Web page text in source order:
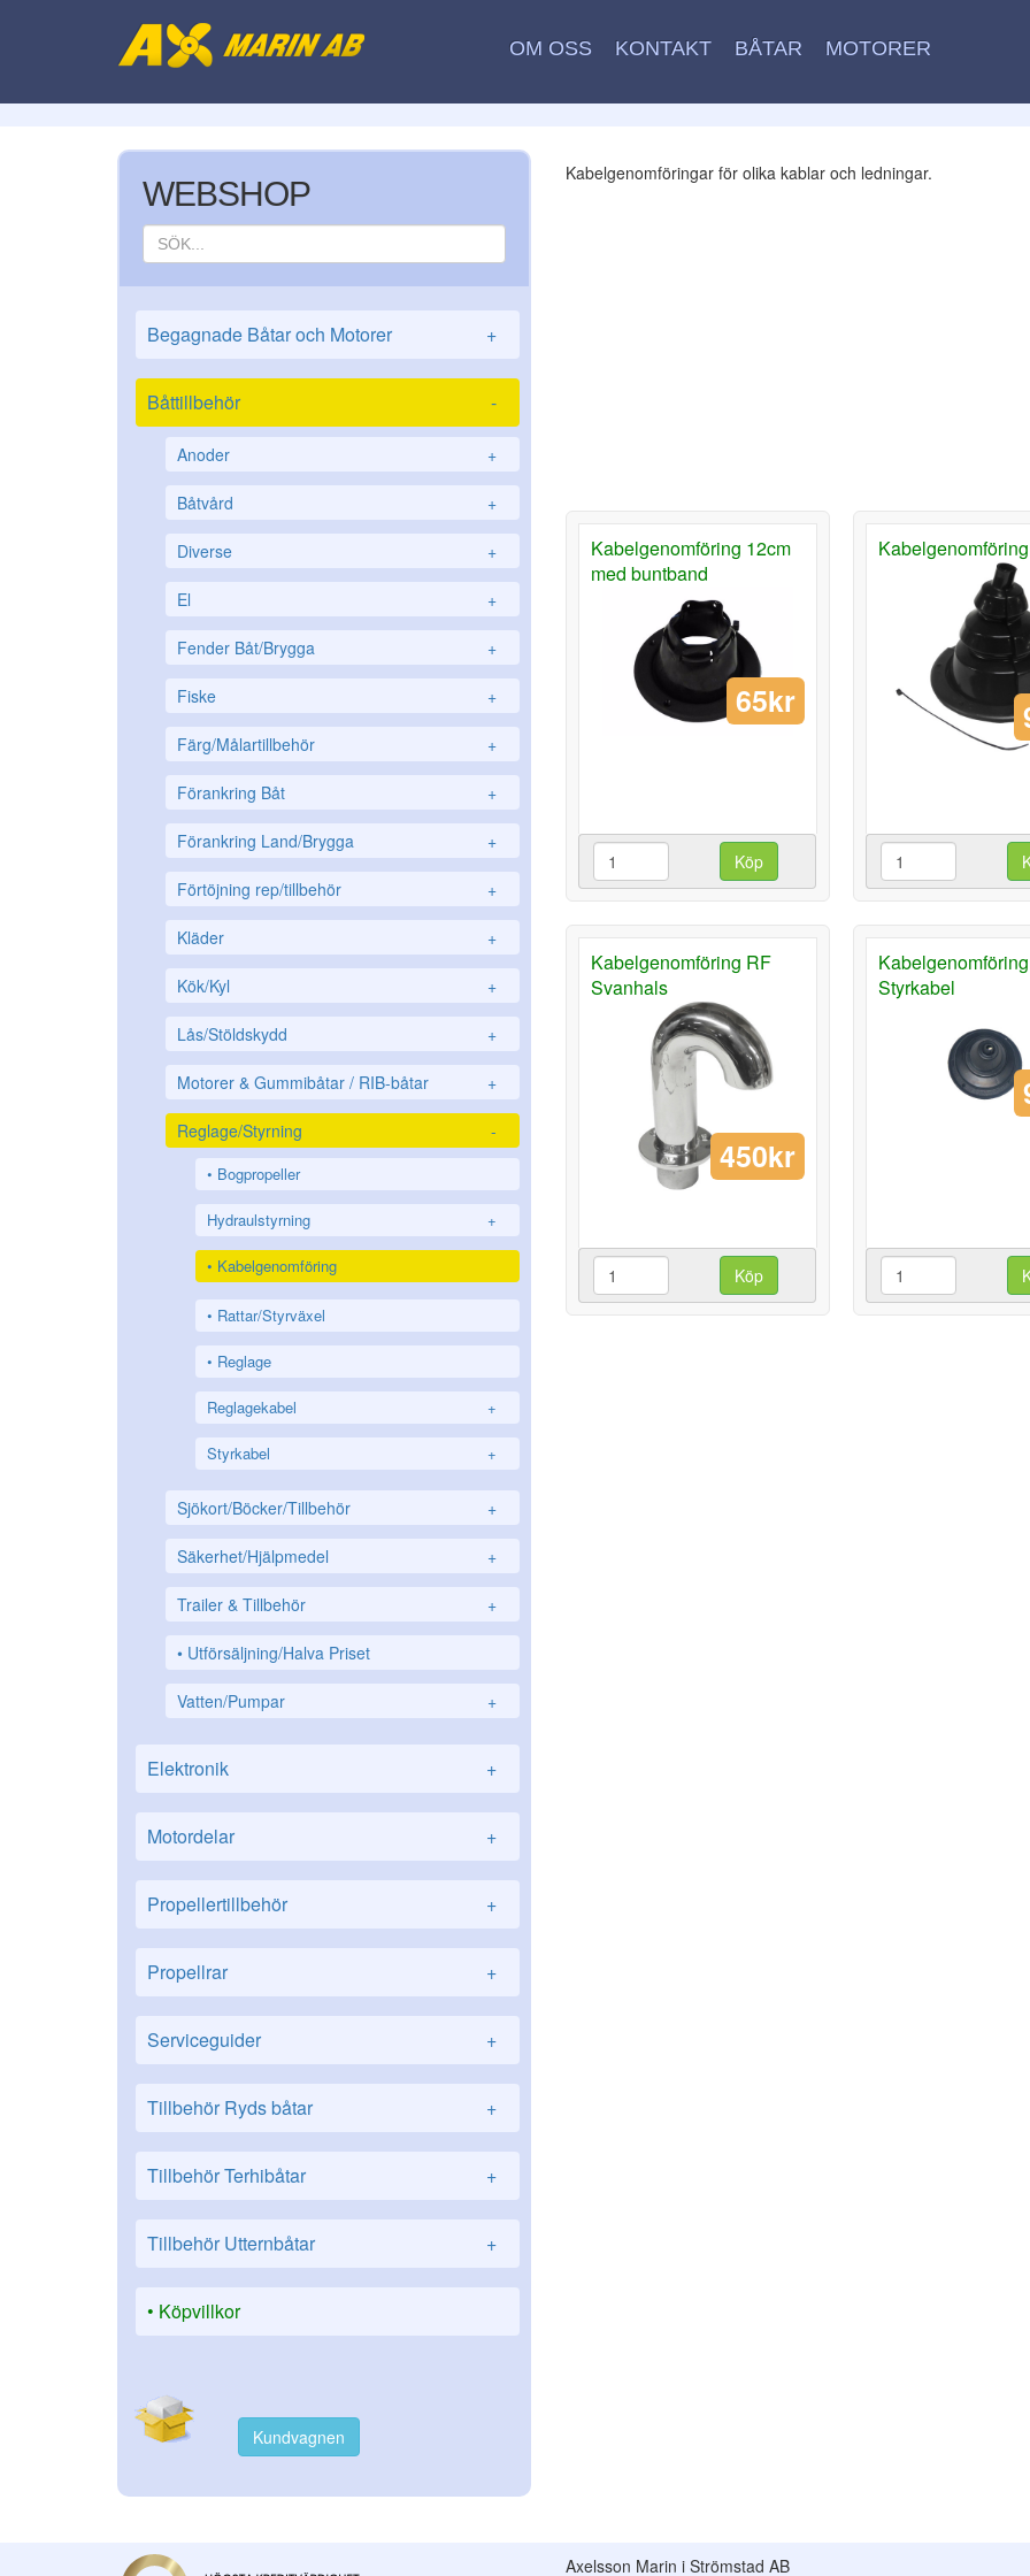
OM OSS KONTAKT BÅTAR MOTORER
WEBSHOP
Begagnade Båtar och Motorer +
Båttillbehör -
Anoder +
Båtvård +
Diverse +
El +
Fender Båt/Brygga +
Fiske +
Färg/Målartillbehör +
Förankring Båt +
Förankring Land/Brygga +
Förtöjning rep/tillbehör +
Kläder +
Kök/Kyl +
Lås/Stöldskydd +
Motorer & Gummibåtar / RIB-båtar +
Reglage/Styrning -
Bogpropeller
Hydraulstyrning +
Kabelgenomföring
Rattar/Styrväxel
Reglage
Reglagekabel +
Styrkabel +
Sjökort/Böcker/Tillbehör +
Säkerhet/Hjälpmedel +
Trailer & Tillbehör +
Utförsäljning/Halva Priset
Vatten/Pumpar +
Elektronik +
Motordelar +
Propellertillbehör +
Propellrar +
Serviceguider +
Tillbehör Ryds båtar +
Tillbehör Terhibåtar +
Tillbehör Utternbåtar +
Köpvillkor
Kundvagnen
Kabelgenomföringar för olika kablar och ledningar.
Kabelgenomföring 12cm
med buntband
65kr
Köp
Kabelgenomföring RF
Svanhals
450kr
Köp
Kabelgenomföring
Styrkabel
Axelsson Marin i Strömstad AB